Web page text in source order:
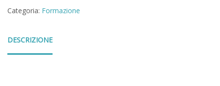
Categoria: Formazione
DESCRIZIONE